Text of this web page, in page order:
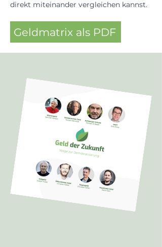
direkt miteinander vergleichen kannst.
Geldmatrix als PDF